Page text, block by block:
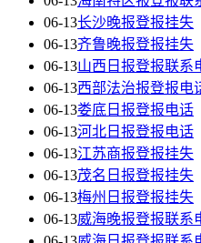
06-13长沙晚报登报挂失
06-13齐鲁晚报登报挂失
06-13山西日报登报联系
06-13西部法治报登报电
06-13娄底日报登报电话
06-13河北日报登报电话
06-13江苏商报登报挂失
06-13茂名日报登报挂失
06-13梅州日报登报挂失
06-13威海晚报登报联系